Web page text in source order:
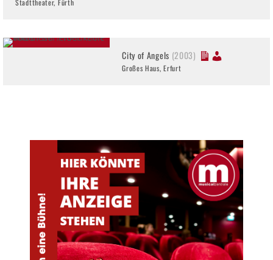
Stadttheater, Fürth
City of Angels (2003)
Großes Haus, Erfurt